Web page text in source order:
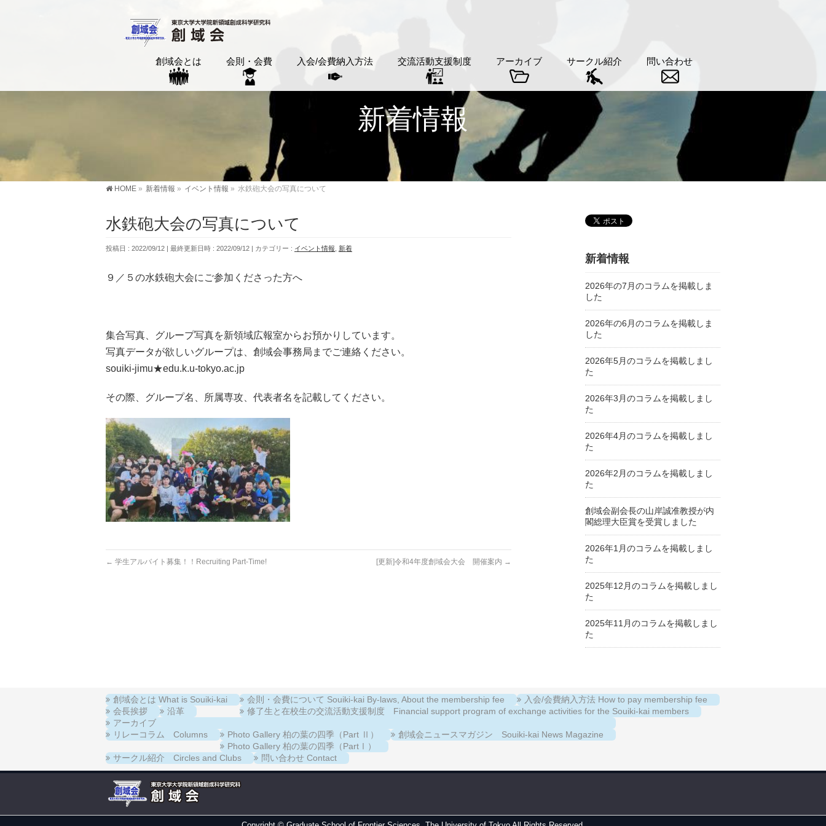
創域会とは 会則・会費 入会/会費納入方法 交流活動支援制度 アーカイブ サークル紹介 問い合わせ
新着情報
HOME » 新着情報 » イベント情報 » 水鉄砲大会の写真について
水鉄砲大会の写真について
投稿日 : 2022/09/12 最終更新日時 : 2022/09/12 カテゴリー : イベント情報 新着
９／５の水鉄砲大会にご参加くださった方へ
集合写真、グループ写真を新領域広報室からお預かりしています。
写真データが欲しいグループは、創域会事務局までご連絡ください。
souiki-jimu★edu.k.u-tokyo.ac.jp
その際、グループ名、所属専攻、代表者名を記載してください。
← 学生アルバイト募集！！Recruiting Part-Time! [更新]令和4年度創域会大会 開催案内 →
新着情報
2026年の7月のコラムを掲載しま
した
2026年の6月のコラムを掲載しま
した
2026年5月のコラムを掲載しまし
た
2026年3月のコラムを掲載しまし
た
2026年4月のコラムを掲載しまし
た
2026年2月のコラムを掲載しまし
た
創域会副会長の山岸誠准教授が内
閣総理大臣賞を受賞しました
2026年1月のコラムを掲載しまし
た
2025年12月のコラムを掲載しまし
た
2025年11月のコラムを掲載しまし
た
創域会とは What is Souiki-kai
会長挨拶
沿革
会則・会費について Souiki-kai By-laws, About the membership fee
入会/会費納入方法 How to pay membership fee
修了生と在校生の交流活動支援制度 Financial support program of exchange activities for the Souiki-kai members
アーカイブ
リレーコラム Columns
Photo Gallery 柏の葉の四季（Part Ⅱ）
Photo Gallery 柏の葉の四季（PartⅠ）
創域会ニュースマガジン Souiki-kai News Magazine
サークル紹介 Circles and Clubs 問い合わせ Contact